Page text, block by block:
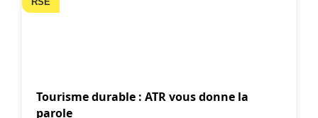
Tourisme durable : ATR vous donne la
parole